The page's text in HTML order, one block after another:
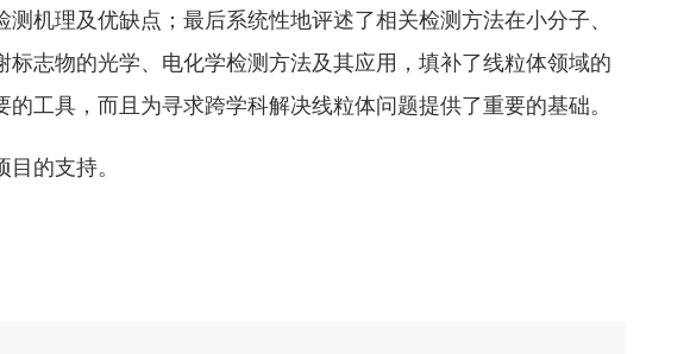
机理及优缺点；最后系统性地评述了相关检测方法在小分子、
志物的光学、电化学检测方法及其应用，填补了线粒体领域的
工具，而且为寻求跨学科解决线粒体问题提供了重要的基础。
的支持。